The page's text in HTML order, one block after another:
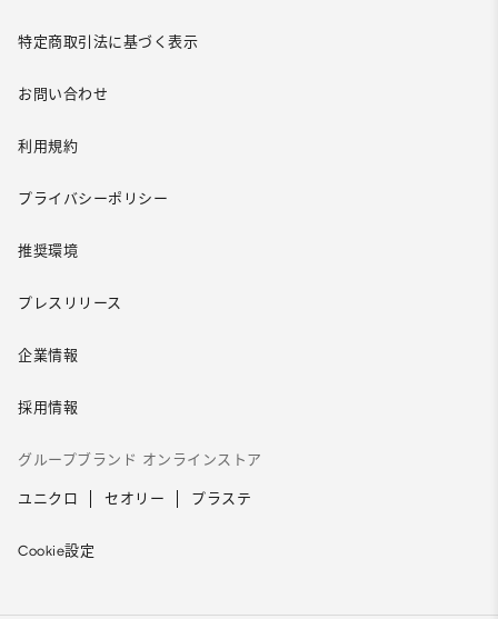
特定商取引法に基づく表示
お問い合わせ
利用規約
プライバシーポリシー
推奨環境
プレスリリース
企業情報
採用情報
グループブランド オンラインストア
ユニクロ セオリー プラステ
Cookie設定